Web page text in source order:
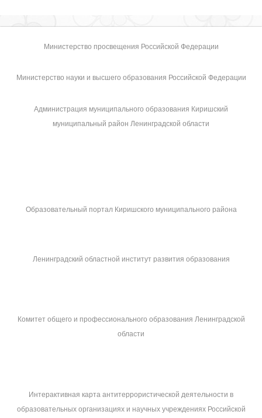
Министерство просвещения Российской Федерации
Министерство науки и высшего образования Российской Федерации
Администрация муниципального образования Киришский
муниципальный район Ленинградской области
Образовательный портал Киришского муниципального района
Ленинградский областной институт развития образования
Комитет общего и профессионального образования Ленинградской
области
Интерактивная карта антитеррористической деятельности в
образовательных организациях и научных учреждениях Российской